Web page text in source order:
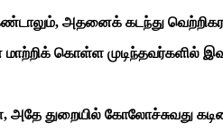
அதனைக் கடந்து
கொள்ள முடிந்தவர்களில்
அதே துறையில் கோலோச்சுவது